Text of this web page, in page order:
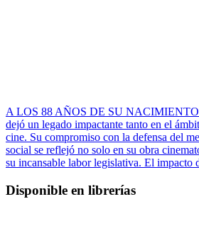
A LOS 88 AÑOS DE SU NACIMIENTO
dejó un legado impactante tanto en el
cine. Su compromiso con la defensa del
social se reflejó no solo en su obra
su incansable labor legislativa. El impacto
Disponible en librerías